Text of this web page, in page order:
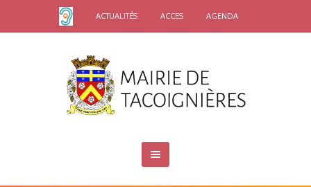
ACTUALITÉS ACCES AGENDA